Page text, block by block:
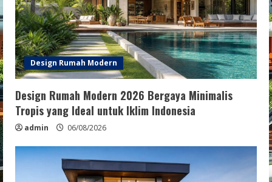
Design Rumah Modern
Design Rumah Modern 2026 Bergaya Minimalis
Tropis yang Ideal untuk Iklim Indonesia
admin 06/08/2026